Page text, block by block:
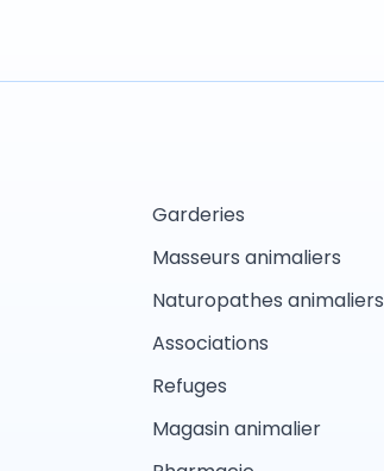
Garderies
Masseurs animaliers
Naturopathes animaliers
Associations
Refuges
Magasin animalier